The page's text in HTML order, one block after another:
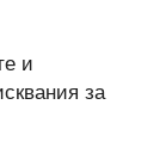
и
за